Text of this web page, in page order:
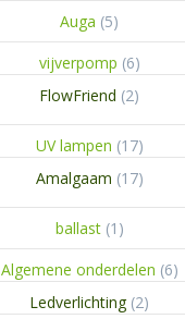
Auga 55
producten
vijverpomp 66
FlowFriend 22
UV lampen 1717
Amalgaam 1717
ballast 1 1
product
Algemene onderdelen 66
Ledverlichting 22